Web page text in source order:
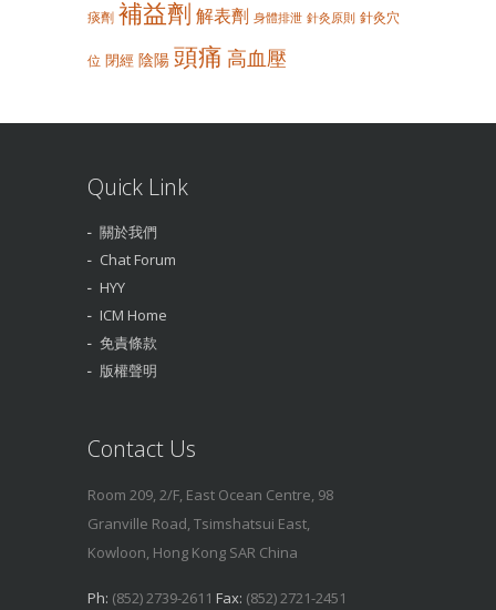
痰劑 補益劑 解表劑 身體排泄 針灸原則 針灸穴
位 閉經 陰陽 頭痛 高血壓
Quick Link
關於我們
Chat Forum
HYY
ICM Home
免責條款
版權聲明
Contact Us
Room 209, 2/F, East Ocean Centre, 98
Granville Road, Tsimshatsui East,
Kowloon, Hong Kong SAR China
Ph: (852) 2739-2611 Fax: (852) 2721-2451